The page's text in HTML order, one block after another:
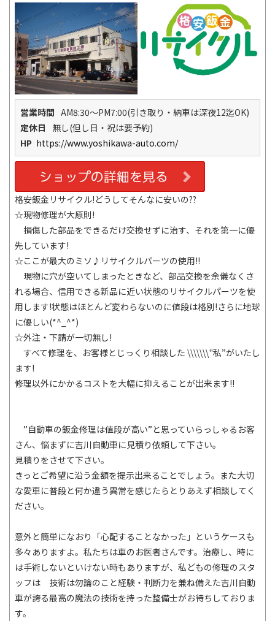
格安鈑金リサイクル!どうしてそんなに安いの??
☆現物修理が大原則!
損傷した部品をできるだけ交換せずに治す、それを第一に優
先しています!
☆ここが最大のミソ♪リサイクルパーツの使用!!
現物に穴が空いてしまったときなど、部品交換を余儀なくさ
れる場合、信用できる新品に近い状態のリサイクルパーツを使
用します!状態はほとんど変わらないのに値段は格別!さらに地球
に優しい(*^_^*)
☆外注・下請が一切無し!
すべて修理を、お客様とじっくり相談した \\\\\\\"私”がいたし
ます!
修理以外にかかるコストを大幅に抑えることが出来ます!!
”自動車の鈑金修理は値段が高い”と思っていらっしゃるお客
さん、悩まずに吉川自動車に見積り依頼して下さい。
見積りをさせて下さい。
きっとご希望に沿う金額を提示出来ることでしょう。また大切
な愛車に普段と何か違う異常を感じたらとりあえず相談してく
ださい。
意外と簡単になおり「心配することなかった」というケースも
多々ありますよ。私たちは車のお医者さんです。治療し、時に
は手術しないといけない時もありますが、私どもの修理のスタ
ッフは 技術は勿論のこと経験・判断力を兼ね備えた吉川自動
車が誇る最高の魔法の技術を持った整備士がお待ちしておりま
す。
営業時間 AM8:30～PM7:00(引き取り・納車は深夜12迄OK)
定休日
無し(但し日・祝は要予約)
HP https://www.yoshikawa-auto.com/